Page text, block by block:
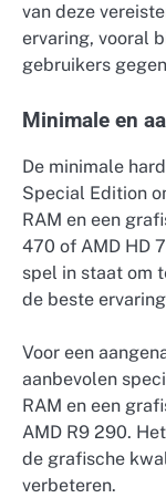
van deze
ervaring, vooral
gebruikers
Minimale en
De minimale
Special Edition
RAM en een
470 of AMD HD
spel in staat om
de beste
Voor een
aanbevolen
RAM en een
AMD R9 290.
de grafische
verbeteren.